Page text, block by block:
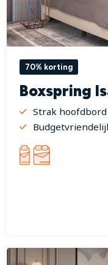
70% korting
Boxspring
Strak hoofdbord